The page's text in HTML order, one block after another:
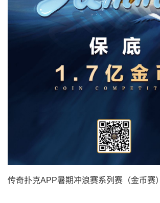
传奇扑克APP暑期冲浪赛系列赛（金币赛）